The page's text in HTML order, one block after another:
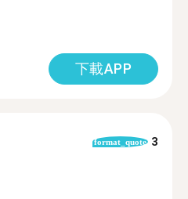
下載APP
format_quote 3